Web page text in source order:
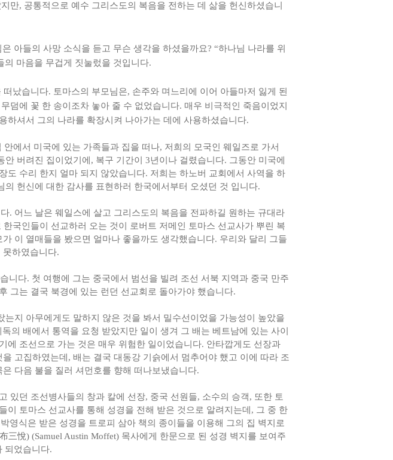
만, 공통적으로 예수 그리스도의 복음을 전하는 데 삶을 헌신하셨습니
아들의 사망 소식을 듣고 무슨 생각을 하셨을까요? “하나님 나라를 위
마음을 무겁게 짓눌렀을 것입니다.
났습니다. 토마스의 부모님은, 손주와 며느리에 이어 아들마저 잃게 된
덤에 꽃 한 송이조차 놓아 줄 수 없었습니다. 매우 비극적인 죽음이었지
하셔서 그의 나라를 확장시켜 나아가는 데에 사용하셨습니다.
에서 미국에 있는 가족들과 집을 떠나, 저희의 모국인 웨일즈로 가서
버려진 집이었기에, 복구 기간이 3년이나 걸렸습니다. 그동안 미국에
수리 한지 얼마 되지 않았습니다. 저희는 하노버 교회에서 사역을 하
헌신에 대한 감사를 표현하러 한국에서부터 오셨던 것 입니다.
. 어느 날은 웨일스에 살고 그리스도의 복음을 전파하길 원하는 규대라
국인들이 선교하러 오는 것이 로버트 저메인 토마스 선교사가 뿌린 복
이 열매들을 봤으면 얼마나 좋을까도 생각했습니다. 우리와 달리 그들
하였습니다.
니다. 첫 여행에 그는 중국에서 범선을 빌려 조선 서북 지역과 중국 만주
그는 결국 북경에 있는 런던 선교회로 돌아가야 했습니다.
지 아무에게도 말하지 않은 것을 봐서 밀수선이었을 가능성이 높았을
의 배에서 통역을 요청 받았지만 일이 생겨 그 배는 베트남에 있는 사이
에 조선으로 가는 것은 매우 위험한 일이었습니다. 안타깝게도 선장과
고집하였는데, 배는 결국 대동강 기슭에서 멈추어야 했고 이에 따라 조
다음 불을 질러 셔먼호를 향해 떠나보냈습니다.
있던 조선병사들의 창과 칼에 선장, 중국 선원들, 소수의 승객, 또한 토
토마스 선교사를 통해 성경을 전해 받은 것으로 알려지는데, 그 중 한
영식은 받은 성경을 트로피 삼아 책의 종이들을 이용해 그의 집 벽지로
悅) (Samuel Austin Moffet) 목사에게 한문으로 된 성경 벽지를 보여주
되었습니다.